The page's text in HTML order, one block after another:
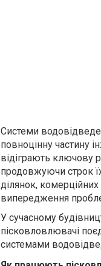
Системи
повноцінну частину
відіграють ключову
продовжуючи строк
ділянок,
випередження
У сучасному
пісковловлювачі
системами